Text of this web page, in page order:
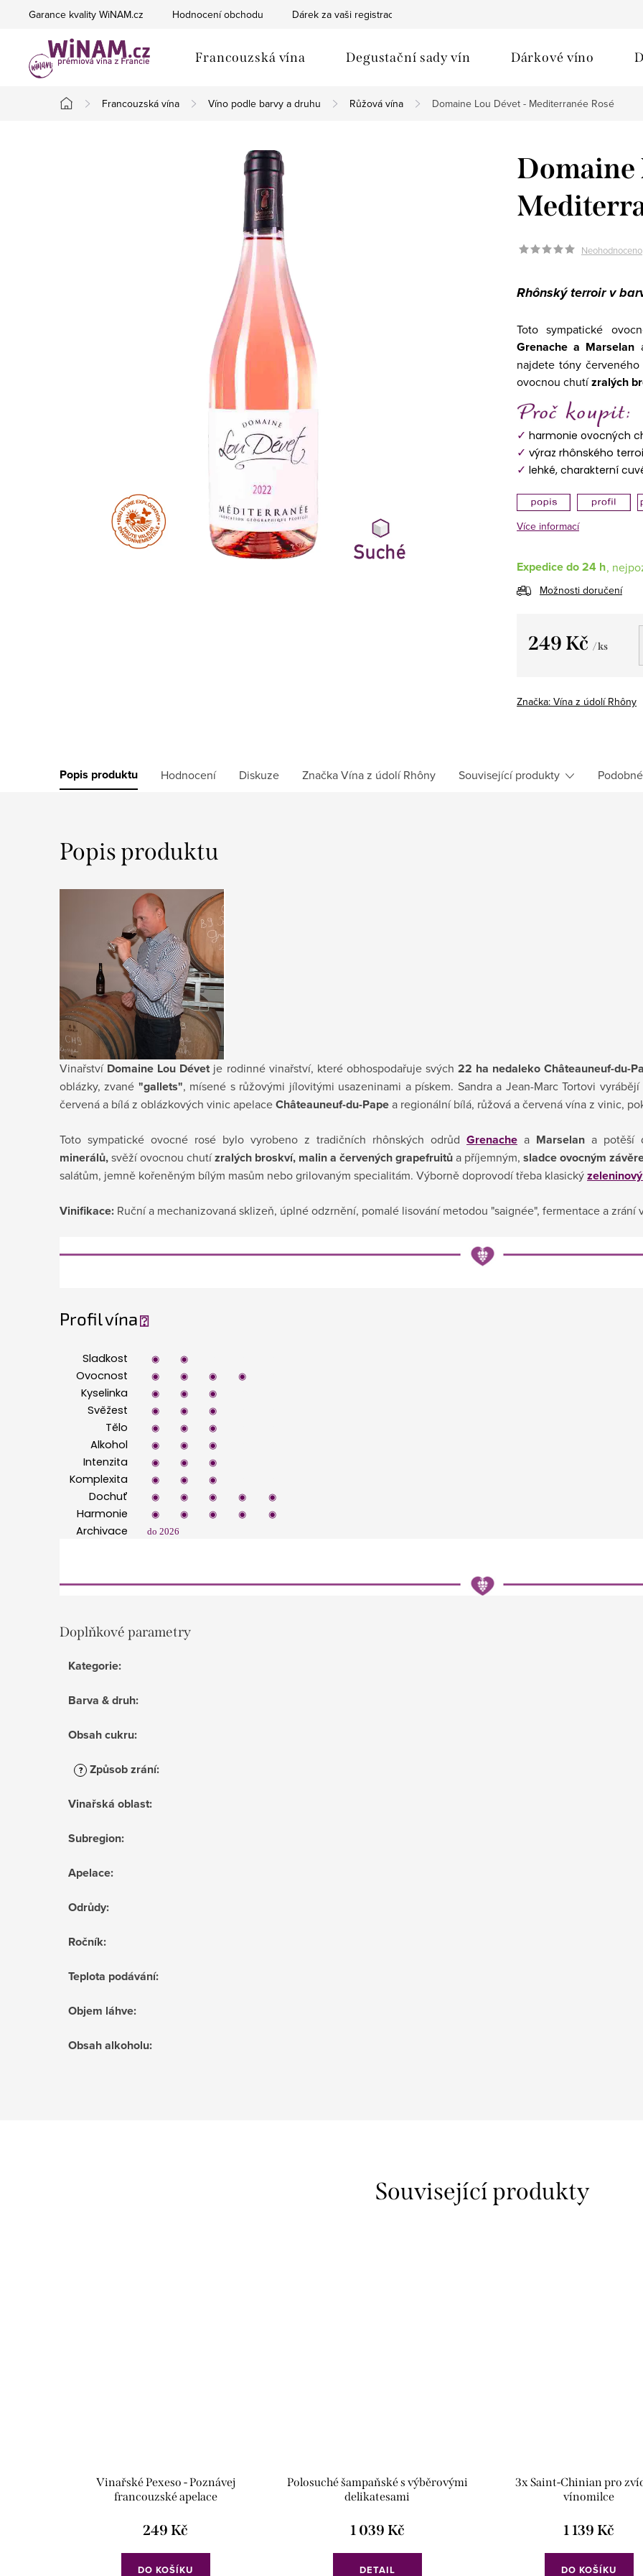
Garance kvality WiNAM.cz Hodnocení obchodu Dárek za vaši registraci
Francouzská vína Degustační sady vín Dárkové víno
Domů
Francouzská vína Víno podle barvy a druhu Růžová vína Domaine Lou Dévet - Mediterranée Rosé
Domaine
Neohodnoceno
Rhônský terroir v
Toto sympatické
Grenache a Marselan
najdete tóny
ovocnou chutízralých
✓ harmonie ovocných
✓ výraz rhônského
✓ lehké, charakterní
Více informací
Expedice do 24 h
Možnosti doručení
249 Kč / ks
Značka: Vína z údolí Rhôny
Popis produktu Hodnocení Diskuze ZnačkaVína z údolí Rhôny Související produkty
Popis produktu
Vinařství Domaine Lou Dévetje rodinné vinařství, které obhospodařuje svých 22 ha nedaleko Châteauneuf-du-
oblázky, zvané "gallets", mísené s růžovými jílovitými usazeninami a pískem. Sandra a Jean-Marc Tortovi
červená a bílá z oblázkových vinic apelaceChâteauneuf-du-Papea regionální bílá, růžová a červená vína z vinic,
Toto sympatické ovocné rosé bylo vyrobeno z tradičních rhônských odrůd Grenache a Marselan a potěší
minerálů,svěží ovocnou chutízralých broskví, malin a červených grapefruitůa příjemným, sladce ovocným
salátům, jemně kořeněným bílým masům nebo grilovaným specialitám. Výborně doprovodí třeba klasický
Vinifikace: Ruční a mechanizovaná sklizeň, úplné odzrnění, pomalé lisování metodou "saignée", fermentace a
Profil vína⍰
Sladkost ◉ ◉
Ovocnost ◉ ◉ ◉ ◉
Kyselinka ◉ ◉ ◉
Svěžest ◉ ◉ ◉
Tělo ◉ ◉ ◉
Alkohol ◉ ◉ ◉
Intenzita ◉ ◉ ◉
Komplexita ◉ ◉ ◉
Dochuť ◉ ◉ ◉ ◉ ◉
Harmonie ◉ ◉ ◉ ◉ ◉
Archivace do 2026
Doplňkové parametry
Kategorie:
Barva & druh:
Obsah cukru:
? Způsob zrání:
Vinařská oblast:
Subregion:
Apelace:
Odrůdy:
Ročník:
Teplota podávání:
Objem láhve:
Obsah alkoholu:
Související produkty
Vinařské Pexeso - Poznávej
francouzské apelace
249 Kč
DO KOŠÍKU
Polosuché šampaňské s výběrovými
delikatesami
1 039 Kč
DETAIL
3x Saint-Chinian pro
vínomilce
1 139 Kč
DO KOŠÍKU